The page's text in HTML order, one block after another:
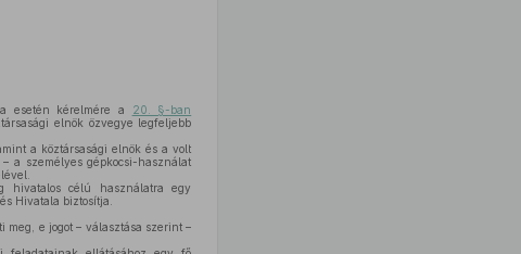
esetén kérelmére a
20. §-ban
elnök özvegye legfeljebb
a köztársasági elnök és a volt
a személyes gépkocsi-használat
hivatalos célú használatra egy
Hivatala biztosítja.
meg, e jogot – választása szerint –